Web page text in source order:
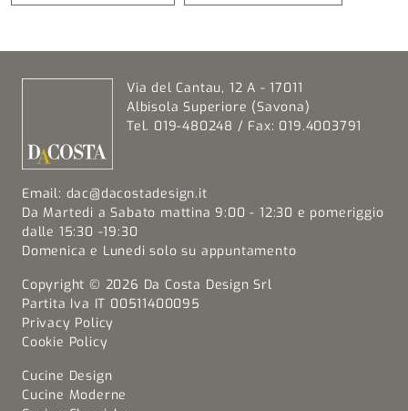
Via del Cantau, 12 A - 17011
Albisola Superiore (Savona)
Tel. 019-480248 / Fax: 019.4003791
Email: dac@dacostadesign.it
Da Martedi a Sabato mattina 9:00 - 12:30 e pomeriggio
dalle 15:30 -19:30
Domenica e Lunedi solo su appuntamento
Copyright © 2026 Da Costa Design Srl
Partita Iva IT 00511400095
Privacy Policy
Cookie Policy
Cucine Design
Cucine Moderne